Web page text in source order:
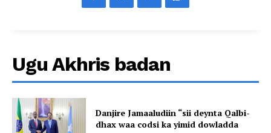
Ugu Akhris badan
Danjire Jamaaludiin “sii deynta Qalbi-
dhax waa codsi ka yimid dowladda